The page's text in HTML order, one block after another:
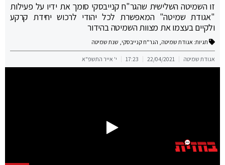
זו השמיטה השלישית שהגר"ח קנייבסקי סומך את ידיו על פעילות
"אגודת שמיטה" המאפשרת לכל יהודי לרכוש יחידת קרקע
ולקיים בעצמו את מצוות השמיטה בהידור
תגיות: אגודת שמיטה, הגר"ח קנייבסקי, שנת שמיטה
אגודת שמיטה 22/04/2021
17:23 י' אייר התשפ"א